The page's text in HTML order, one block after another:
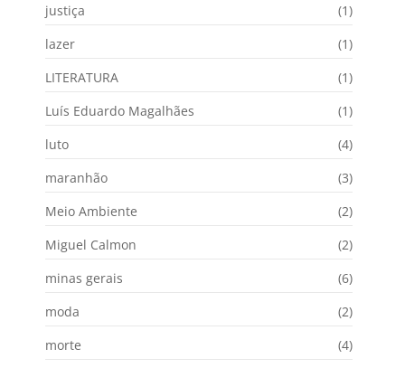
justiça
(1)
lazer
(1)
LITERATURA
(1)
Luís Eduardo Magalhães
(1)
luto
(4)
maranhão
(3)
Meio Ambiente
(2)
Miguel Calmon
(2)
minas gerais
(6)
moda
(2)
morte
(4)